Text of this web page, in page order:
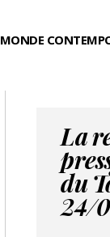
MONDE
La
du
24/